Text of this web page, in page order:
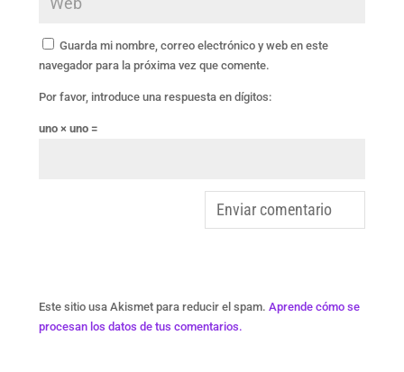
Guarda mi nombre, correo electrónico y web en este
navegador para la próxima vez que comente.
Por favor, introduce una respuesta en dígitos:
uno × uno =
Este sitio usa Akismet para reducir el spam. Aprende cómo se
procesan los datos de tus comentarios.